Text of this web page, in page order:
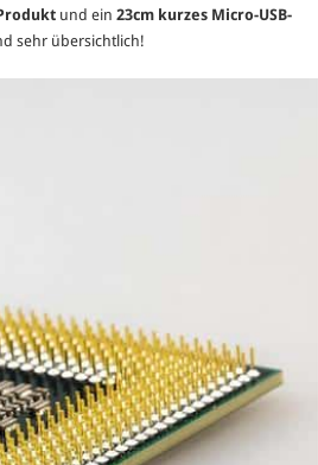
und ein 23cm kurzes Micro-USB-
sehr übersichtlich!